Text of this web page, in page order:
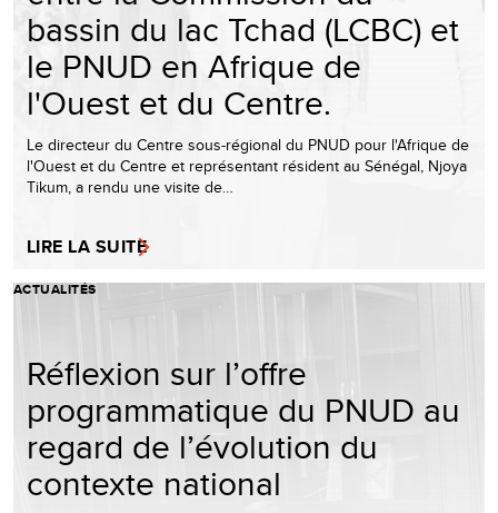
bassin du lac Tchad (LCBC) et
le PNUD en Afrique de
l'Ouest et du Centre.
Le directeur du Centre sous-régional du PNUD pour l'Afrique de
l'Ouest et du Centre et représentant résident au Sénégal, Njoya
Tikum, a rendu une visite de…
LIRE LA SUITE
ACTUALITÉS
Réflexion sur l’offre
programmatique du PNUD au
regard de l’évolution du
contexte national